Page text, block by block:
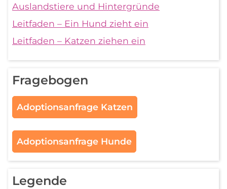
Auslandstiere und Hintergründe
Leitfaden – Ein Hund zieht ein
Leitfaden – Katzen ziehen ein
Fragebogen
Adoptionsanfrage Katzen
Adoptionsanfrage Hunde
Legende